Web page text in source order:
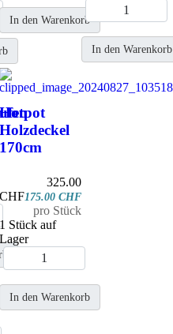
In den Warenkorb
In den Warenkorb
Hotpot
Holzdeckel
170cm
325.00
175.00 CHF
pro Stück
Stück auf
In den Warenkorb